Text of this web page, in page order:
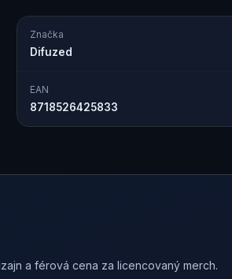
Značka
Difuzed
EAN
8718526425833
a férová cena za licencovaný merch.